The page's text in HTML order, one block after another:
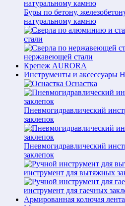
Буры по бетону,
натуральному камню
стали
нержавеющей стали
Крепеж AURORA
Инструменты и аксессуары
Оснастка
Пневмогидравлический
заклепок
Пневмогидравлический
заклепок
инструмент для вытяжных
инструмент для гаечных
Армированная колючая